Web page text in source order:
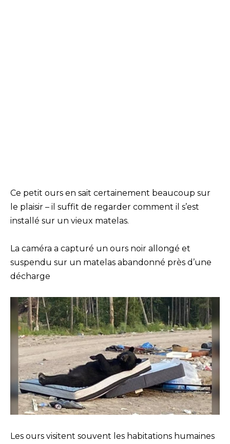
Ce petit ours en sait certainement beaucoup sur
le plaisir – il suffit de regarder comment il s’est
installé sur un vieux matelas.
La caméra a capturé un ours noir allongé et
suspendu sur un matelas abandonné près d’une
décharge
Les ours visitent souvent les habitations humaines